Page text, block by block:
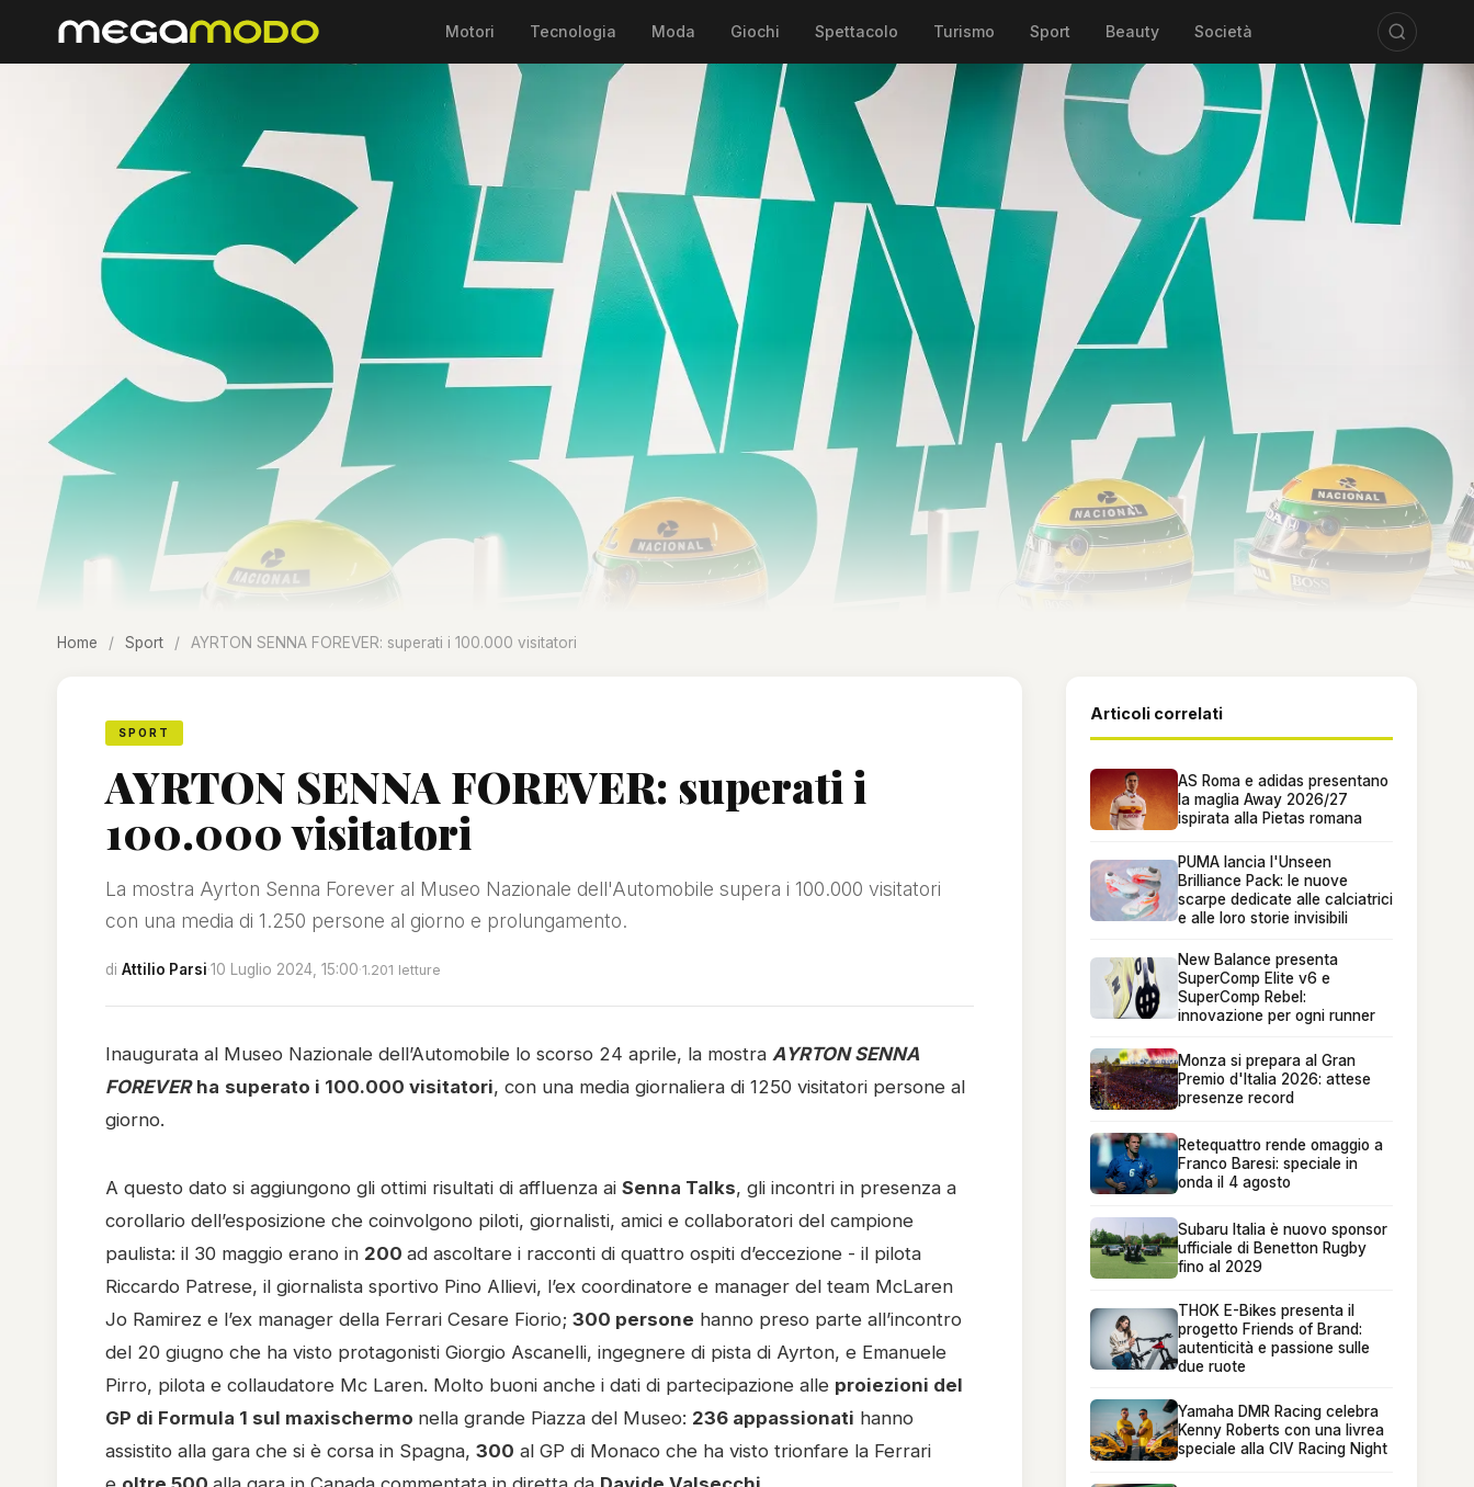
Motori Tecnologia Moda Giochi Spettacolo Turismo Sport Beauty Società
Home / Sport / AYRTON SENNA FOREVER: superati i 100.000 visitatori
SPORT
AYRTON SENNA FOREVER: superati i
100.000 visitatori
La mostra Ayrton Senna Forever al Museo Nazionale dell'Automobile supera i 100.000 visitatori
con una media di 1.250 persone al giorno e prolungamento.
di Attilio Parsi·10 Luglio 2024, 15:00·1.201 letture
Inaugurata al Museo Nazionale dell’Automobile lo scorso 24 aprile, la mostra AYRTON SENNA
FOREVER ha superato i 100.000 visitatori, con una media giornaliera di 1250 visitatori persone al
giorno.
A questo dato si aggiungono gli ottimi risultati di affluenza ai Senna Talks, gli incontri in presenza a
corollario dell’esposizione che coinvolgono piloti, giornalisti, amici e collaboratori del campione
paulista: il 30 maggio erano in 200 ad ascoltare i racconti di quattro ospiti d’eccezione - il pilota
Riccardo Patrese, il giornalista sportivo Pino Allievi, l’ex coordinatore e manager del team McLaren
Jo Ramirez e l’ex manager della Ferrari Cesare Fiorio; 300 persone hanno preso parte all’incontro
del 20 giugno che ha visto protagonisti Giorgio Ascanelli, ingegnere di pista di Ayrton, e Emanuele
Pirro, pilota e collaudatore Mc Laren. Molto buoni anche i dati di partecipazione alle proiezioni del
GP di Formula 1 sul maxischermo nella grande Piazza del Museo: 236 appassionati hanno
assistito alla gara che si è corsa in Spagna, 300 al GP di Monaco che ha visto trionfare la Ferrari
Articoli correlati
AS Roma e adidas presentano
la maglia Away 2026/27
ispirata alla Pietas romana
PUMA lancia l'Unseen
Brilliance Pack: le nuove
scarpe dedicate alle calciatrici
e alle loro storie invisibili
New Balance presenta
SuperComp Elite v6 e
SuperComp Rebel:
innovazione per ogni runner
Monza si prepara al Gran
Premio d'Italia 2026: attese
presenze record
Retequattro rende omaggio a
Franco Baresi: speciale in
onda il 4 agosto
Subaru Italia è nuovo sponsor
ufficiale di Benetton Rugby
fino al 2029
THOK E-Bikes presenta il
progetto Friends of Brand:
autenticità e passione sulle
due ruote
Yamaha DMR Racing celebra
Kenny Roberts con una livrea
speciale alla CIV Racing Night